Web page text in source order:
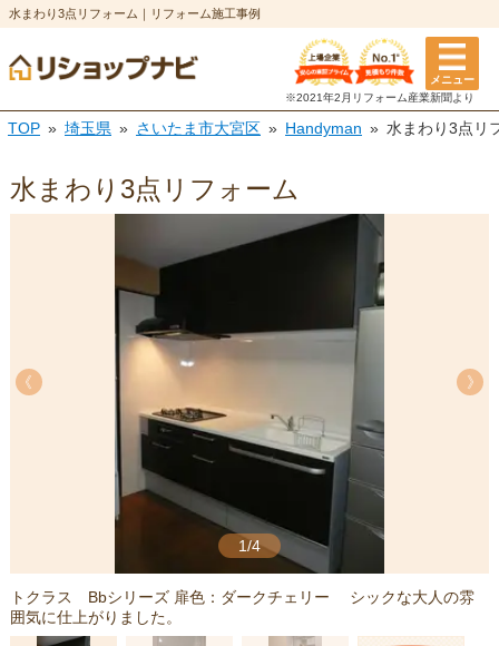
水まわり3点リフォーム｜リフォーム施工事例
メニュー
※2021年2月リフォーム産業新聞より
TOP 埼玉県 さいたま市大宮区 Handyman 水まわり3点リ
水まわり3点リフォーム
1/4
《
《
トクラス Bbシリーズ 扉色：ダークチェリー シックな大人の雰
囲気に仕上がりました。